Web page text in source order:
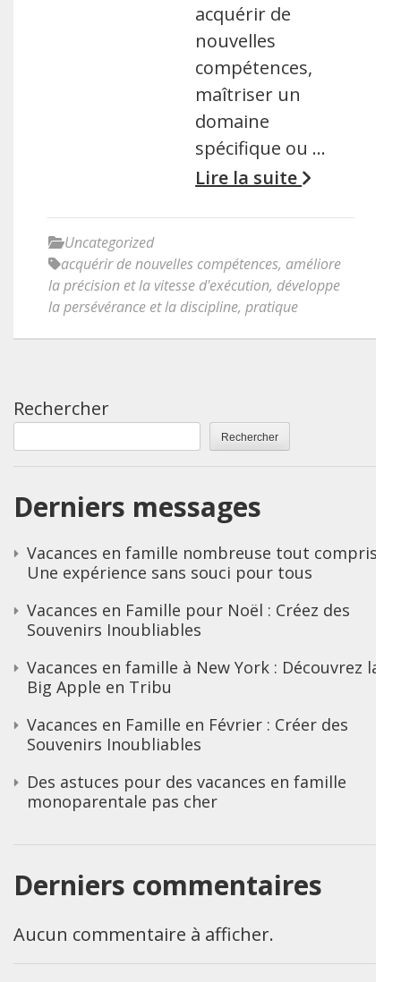
acquérir de
nouvelles
compétences,
maîtriser un
domaine
spécifique ou …
Lire la suite
Uncategorized
acquérir de nouvelles compétences, améliore
la précision et la vitesse d'exécution, développe
la persévérance et la discipline, pratique
Rechercher
Rechercher
Derniers messages
Vacances en famille nombreuse tout compris :
Une expérience sans souci pour tous
Vacances en Famille pour Noël : Créez des
Souvenirs Inoubliables
Vacances en famille à New York : Découvrez la
Big Apple en Tribu
Vacances en Famille en Février : Créer des
Souvenirs Inoubliables
Des astuces pour des vacances en famille
monoparentale pas cher
Derniers commentaires
Aucun commentaire à afficher.